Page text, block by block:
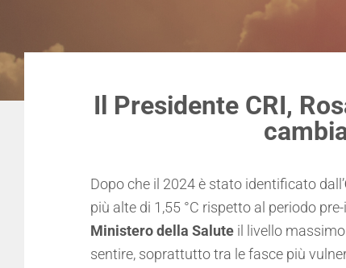
Il Presidente CRI,
Dopo che il 2024 è stato identificato dall’
più alte di 1,55 °C rispetto al periodo
Ministero della Salute il livello
sentire, soprattutto tra le fasce più